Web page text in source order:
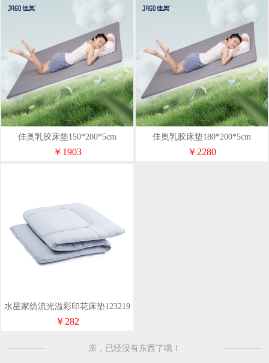
佳奥乳胶床垫150*200*5cm
￥1903
佳奥乳胶床垫180*200*5cm
￥2280
水星家纺流光溢彩印花床垫123219
￥282
亲，已经没有东西了哦！